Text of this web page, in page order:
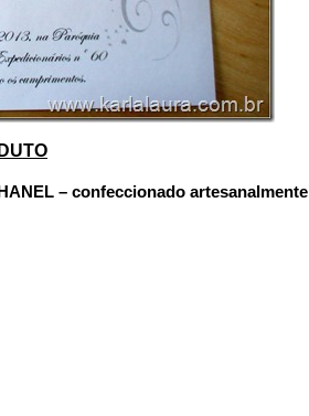
– confeccionado artesanalmente